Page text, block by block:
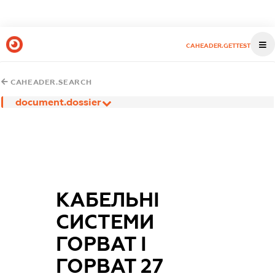
CAHEADER.GETTEST
CAHEADER.SEARCH
document.dossier
КАБЕЛЬНІ
СИСТЕМИ
ГОРВАТ І
ГОРВАТ 27